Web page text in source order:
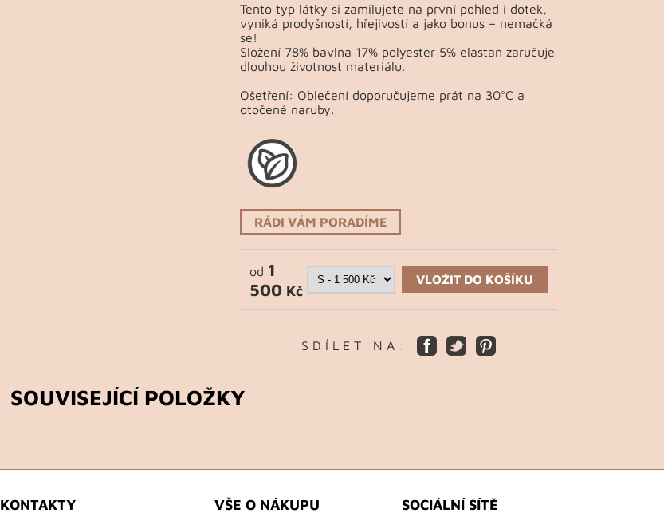
Tento typ látky si zamilujete na první pohled i dotek,
vyniká prodyšností, hřejivostí a jako bonus – nemačká
se!
Složení 78% bavlna 17% polyester 5% elastan zaručuje
dlouhou životnost materiálu.
Ošetření: Oblečení doporučujeme prát na 30°C a
otočené naruby.
RÁDI VÁM PORADÍME
od 1
500 Kč
VLOŽIT DO KOŠÍKU
S D Í L E T N A :
SOUVISEJÍCÍ POLOŽKY
KONTAKTY VŠE O NÁKUPU SOCIÁLNÍ SÍTĚ